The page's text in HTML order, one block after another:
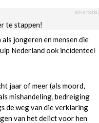
advertorial
te stappen!
jongeren en mensen die
Nederland ook incidenteel
jaar of meer (als moord,
mishandeling, bedreiging
de weg van die verklaring
van het delict voor hen